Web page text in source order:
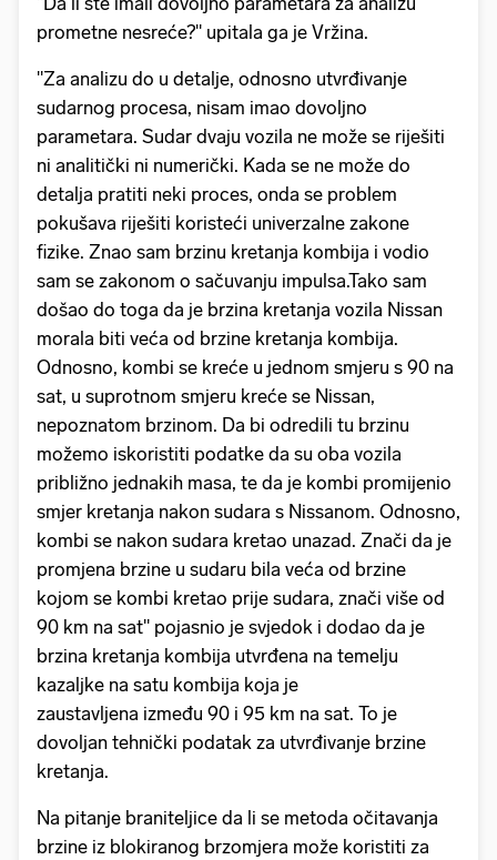
prometne nesreće?" upitala ga je Vržina.
"Za analizu do u detalje, odnosno utvrđivanje
sudarnog procesa, nisam imao dovoljno
parametara. Sudar dvaju vozila ne može se riješiti
ni analitički ni numerički. Kada se ne može do
detalja pratiti neki proces, onda se problem
pokušava riješiti koristeći univerzalne zakone
fizike. Znao sam brzinu kretanja kombija i vodio
sam se zakonom o sačuvanju impulsa.Tako sam
došao do toga da je brzina kretanja vozila Nissan
morala biti veća od brzine kretanja kombija.
Odnosno, kombi se kreće u jednom smjeru s 90 na
sat, u suprotnom smjeru kreće se Nissan,
nepoznatom brzinom. Da bi odredili tu brzinu
možemo iskoristiti podatke da su oba vozila
približno jednakih masa, te da je kombi promijenio
smjer kretanja nakon sudara s Nissanom. Odnosno,
kombi se nakon sudara kretao unazad. Znači da je
promjena brzine u sudaru bila veća od brzine
kojom se kombi kretao prije sudara, znači više od
90 km na sat" pojasnio je svjedok i dodao da je
brzina kretanja kombija utvrđena na temelju
kazaljke na satu kombija koja je
zaustavljena između 90 i 95 km na sat. To je
dovoljan tehnički podatak za utvrđivanje brzine
kretanja.
Na pitanje braniteljice da li se metoda očitavanja
brzine iz blokiranog brzomjera može koristiti za